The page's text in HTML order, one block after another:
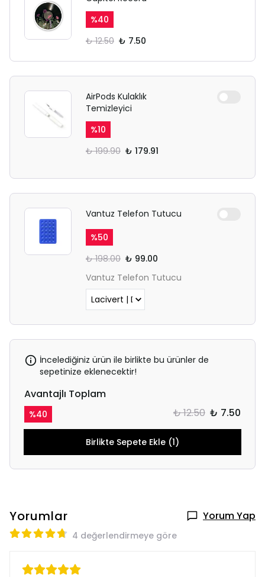
%40
₺ 12.50 ₺ 7.50
AirPods Kulaklık
Temizleyici
%10
₺ 199.90 ₺ 179.91
Vantuz Telefon Tutucu
%50
₺ 198.00 ₺ 99.00
Vantuz Telefon Tutucu
İncelediğiniz ürün ile birlikte bu ürünler de
sepetinize eklenecektir!
Avantajlı Toplam
%40 ₺ 12.50 ₺ 7.50
Birlikte Sepete Ekle (1)
Yorumlar Yorum Yap
4 değerlendirmeye göre